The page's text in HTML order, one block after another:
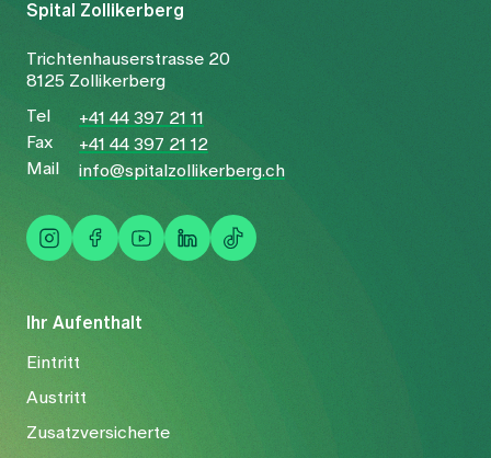
Ihr Aufenthalt
Eintritt
Austritt
Zusatzversicherte
Spital Zollikerberg
Trichtenhauserstrasse 20
8125 Zollikerberg
Tel
+41 44 397 21 11
Fax
+41 44 397 21 12
Mail
info@spitalzollikerberg.ch